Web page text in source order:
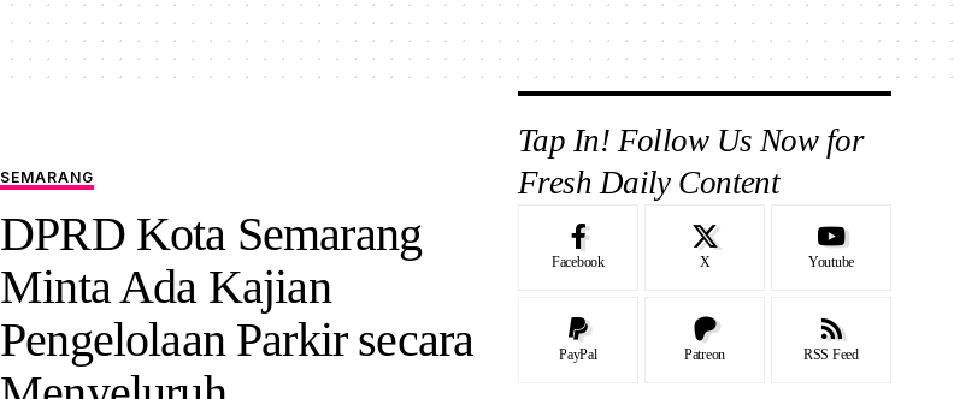
SEMARANG
DPRD Kota Semarang
Minta Ada Kajian
Pengelolaan Parkir secara
Tap In! Follow Us Now for
Fresh Daily Content
Facebook X Youtube
PayPal Patreon RSS Feed